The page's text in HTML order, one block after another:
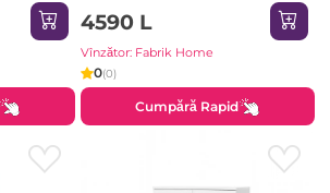
4590 L
Vînzător: Fabrik Home
0(0)
Cumpără Rapid